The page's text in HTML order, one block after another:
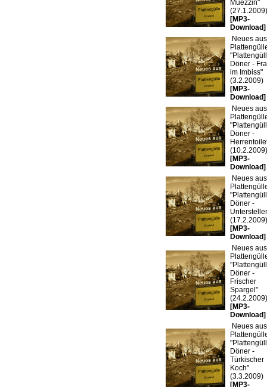
Muezzin"
(27.1.2009)
[MP3-
Download]
Neues aus
Döner -
im Imbiss"
(3.2.2009)
[MP3-
Download]
Neues aus
Döner -
(10.2.2009)
[MP3-
Download]
Neues aus
Döner -
(17.2.2009)
[MP3-
Download]
Neues aus
Döner -
Frischer
Spargel"
(24.2.2009)
[MP3-
Download]
Neues aus
Döner -
Türkischer
Koch"
(3.3.2009)
[MP3-